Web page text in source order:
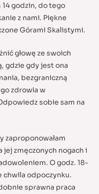
godzin, do tego
z nami. Piękne
Górami Skalistymi.
głowę ze swoich
gdzie gdy jest ona
bezgraniczną
zdrowia w
sobie sam na
zaproponowałam
jej zmęczonych nogach i
O godz. 18-
chwila odpoczynku.
sprawna praca